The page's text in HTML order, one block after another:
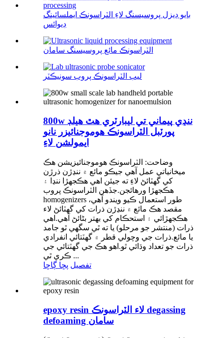
بايو ڊيزل پروسيسنگ لاءِ الٽراسونڪ ايملسائينگ
ڊيوائس
الٽراسونڪ مائع پروسيسنگ سامان
ليب الٽراسونڪ پروب سونيڪٽر
800w ننڍي پيماني تي ليبارٽري هٿ هيلڊ
پورٽبل الٽراسونڪ هوموجنائيزر نانو
ايمولشن لاءِ
وضاحت: الٽراسونڪ هوموجنائيزيشن هڪ
ميخانياتي عمل آهي جيڪو مائع ۾ ننڍڙن ذرڙن
کي گھٽائڻ لاءِ ته جيئن اهي هڪجهڙا ننڍا ۽
هڪجهڙا ورهائجن.جڏهن الٽراسونڪ پروب
homogenizers طور استعمال ڪيو ويندو آهي،
مقصد هڪ مائع ۾ ننڍڙن ذرات کي گھٽائڻ لاء
هڪجهڙائي ۽ استحڪام کي بهتر بڻائڻ آهي.اهي
ذرات (منتشر جو مرحلو) يا ته ٿي سگهي ٿو جامد
يا مائع.ذرات جي وچولي قطر ۾ گھٽتائي انفرادي
ذرات جو تعداد وڌائي ٿو.اهو هڪ جي گهٽتائي جي
ڪري ٿي ...
تفصيل پڇا ڳاڇا
epoxy resin لاء الٽراسونڪ degassing
defoaming سامان